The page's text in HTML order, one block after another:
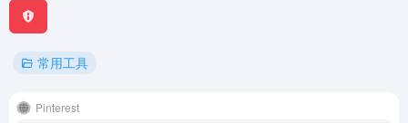
常用工具
Pinterest